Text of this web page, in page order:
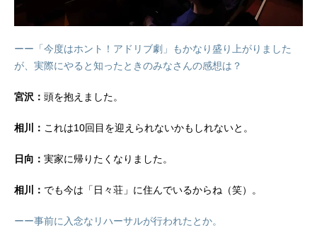
ーー「今度はホント！アドリブ劇」もかなり盛り上がりました
が、実際にやると知ったときのみなさんの感想は？
宮沢： 頭を抱えました。
相川： これは10回目を迎えられないかもしれないと。
日向： 実家に帰りたくなりました。
相川： でも今は「日々荘」に住んでいるからね（笑）。
ーー事前に入念なリハーサルが行われたとか。